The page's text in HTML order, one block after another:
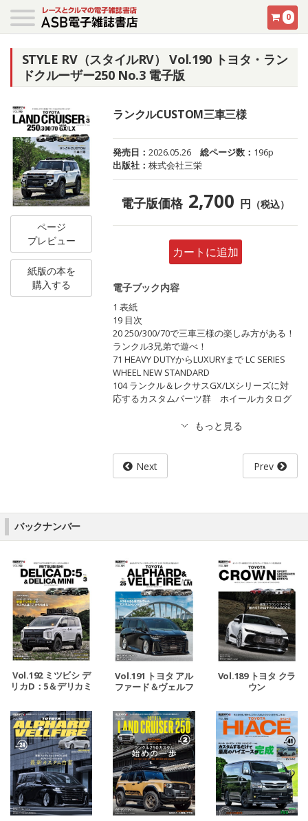
0
STYLE RV（スタイルRV） Vol.190 トヨタ・ラン
ドクルーザー250 No.3 電子版
ページ
プレビュー
紙版の本を
購入する
ランクルCUSTOM三車三様
発売日：2026.05.26 総ページ数： 196p
出版社：株式会社三栄
電子版価格 2,700 円 （税込）
カートに追加
電子ブック内容
1 表紙
19 目次
20 250/300/70で三車三様の楽しみ方がある！
ランクル3兄弟で遊べ！
71 HEAVY DUTYからLUXURYまで LC SERIES
WHEEL NEW STANDARD
104 ランクル＆レクサスGX/LXシリーズに対
応するカスタムパーツ群 ホイールカタログ
Next Prev
バックナンバー
Vol.192 ミツビシ デ
リカD：5＆デリカミ
Vol.191 トヨタ アル
ファード＆ヴェルフ
Vol.189 トヨタ クラ
ウン